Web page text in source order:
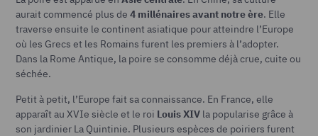
aurait commencé plus de 4 millénaires avant notre ère. Elle
traverse ensuite le continent asiatique pour atteindre l’Europe
où les Grecs et les Romains furent les premiers à l’adopter.
Dans la Rome Antique, la poire se consomme déjà crue, cuite ou
séchée.
Petit à petit, l’Europe fait sa connaissance. En France, elle
apparaît au XVIe siècle et le roi Louis XIV la popularise grâce à
son jardinier La Quintinie. Plusieurs espèces de poiriers furent